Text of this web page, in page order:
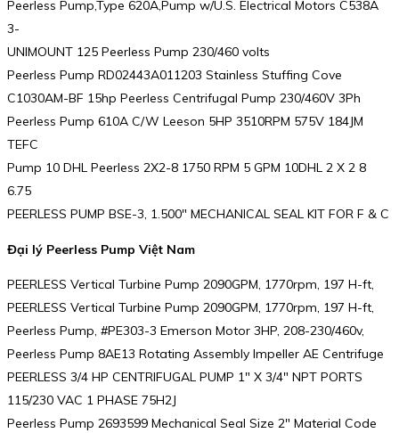
Peerless Pump,Type 620A,Pump w/U.S. Electrical Motors C538A
3-
UNIMOUNT 125 Peerless Pump 230/460 volts
Peerless Pump RD02443A011203 Stainless Stuffing Cove
C1030AM-BF 15hp Peerless Centrifugal Pump 230/460V 3Ph
Peerless Pump 610A C/W Leeson 5HP 3510RPM 575V 184JM
TEFC
Pump 10 DHL Peerless 2X2-8 1750 RPM 5 GPM 10DHL 2 X 2 8
6.75
PEERLESS PUMP BSE-3, 1.500″ MECHANICAL SEAL KIT FOR F & C
Đại lý Peerless Pump Việt Nam
PEERLESS Vertical Turbine Pump 2090GPM, 1770rpm, 197 H-ft,
PEERLESS Vertical Turbine Pump 2090GPM, 1770rpm, 197 H-ft,
Peerless Pump, #PE303-3 Emerson Motor 3HP, 208-230/460v,
Peerless Pump 8AE13 Rotating Assembly Impeller AE Centrifuge
PEERLESS 3/4 HP CENTRIFUGAL PUMP 1″ X 3/4″ NPT PORTS
115/230 VAC 1 PHASE 75H2J
Peerless Pump 2693599 Mechanical Seal Size 2″ Material Code